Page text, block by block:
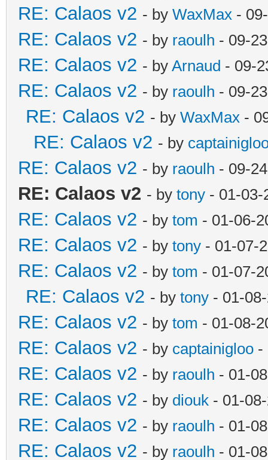
RE: Calaos v2 - by WaxMax -
RE: Calaos v2 - by raoulh - 09-
RE: Calaos v2 - by Arnaud - 09-
RE: Calaos v2 - by raoulh - 09-
RE: Calaos v2 - by WaxMax -
RE: Calaos v2 - by
RE: Calaos v2 - by raoulh - 09-
RE: Calaos v2 - by tony - 01-03-
RE: Calaos v2 - by tom - 01-06-
RE: Calaos v2 - by tony - 01-07-
RE: Calaos v2 - by tom - 01-07-
RE: Calaos v2 - by tony - 01-
RE: Calaos v2 - by tom - 01-08-
RE: Calaos v2 - by captainigloo -
RE: Calaos v2 - by raoulh - 01-
RE: Calaos v2 - by diouk - 01-
RE: Calaos v2 - by raoulh - 01-
RE: Calaos v2 - by raoulh - 01-